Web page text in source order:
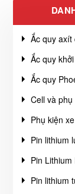
Ắc quy axít
Ắc quy
Ắc quy
Cell và phụ
Phụ kiện
Pin lithium
Pin Lithium
Pin lithium